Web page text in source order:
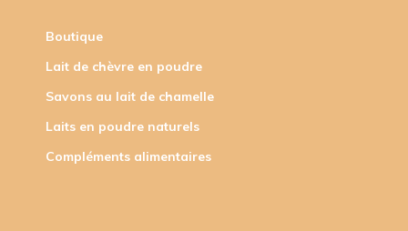
Boutique
Lait de chèvre en poudre
Savons au lait de chamelle
Laits en poudre naturels
Compléments alimentaires